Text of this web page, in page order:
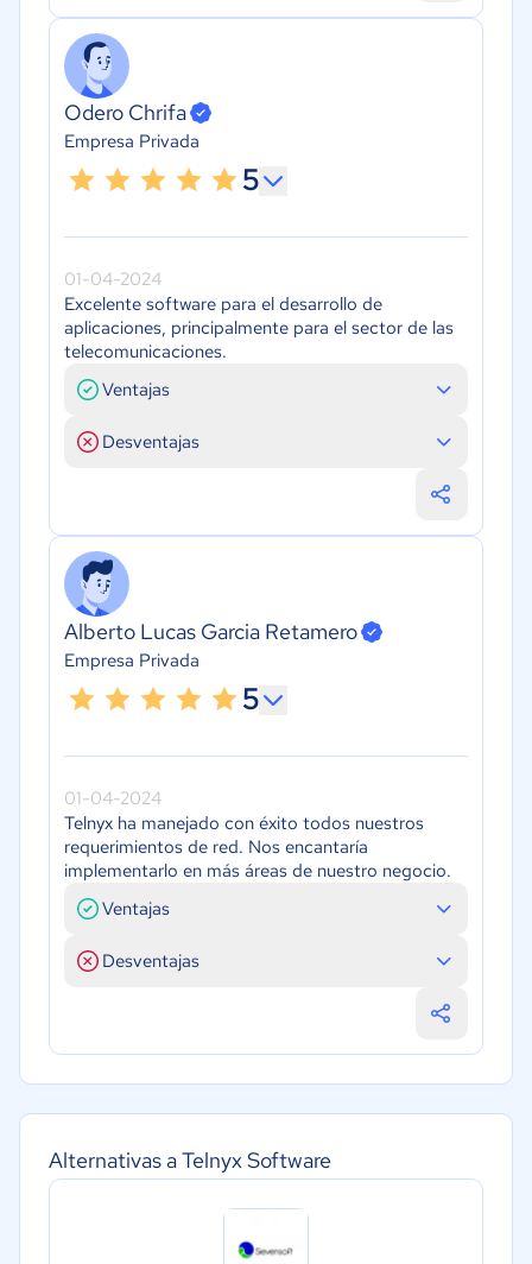
Alternativas a Telnyx Software
Odero Chrifa
Empresa Privada
5
01-04-2024
Excelente software para el desarrollo de
aplicaciones, principalmente para el sector de las
telecomunicaciones.
Ventajas
Desventajas
Alberto Lucas Garcia Retamero
Empresa Privada
5
01-04-2024
Telnyx ha manejado con éxito todos nuestros
requerimientos de red. Nos encantaría
implementarlo en más áreas de nuestro negocio.
Ventajas
Desventajas